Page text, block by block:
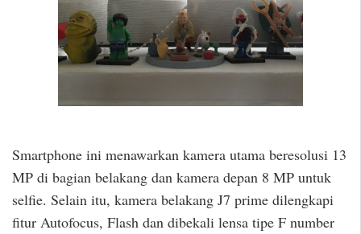
Smartphone ini menawarkan kamera utama beresolusi 13
MP di bagian belakang dan kamera depan 8 MP untuk
selfie. Selain itu, kamera belakang J7 prime dilengkapi
fitur Autofocus, Flash dan dibekali lensa tipe F number